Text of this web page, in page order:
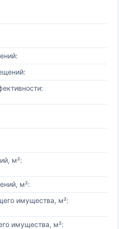
м²:
м²:
имущества, м²:
имущества, м²: